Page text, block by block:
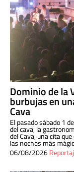
Dominio de la
burbujas en
Cava
El pasado sábado 1
del cava, la
del Cava, una cita
las noches más
06/08/2026